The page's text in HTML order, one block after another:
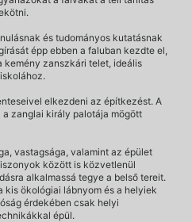
és tudományos kutatásnak
épp ebben a faluban kezdte el,
zanszkári telet, ideális
elkezdeni az építkezést. A
zanglai király palotája mögött
vastagsága, valamint az épület
között is közvetlenül
alkalmassá tegye a belső tereit.
kis ökológiai lábnyom és a helyiek
érdekében csak helyi
épül.